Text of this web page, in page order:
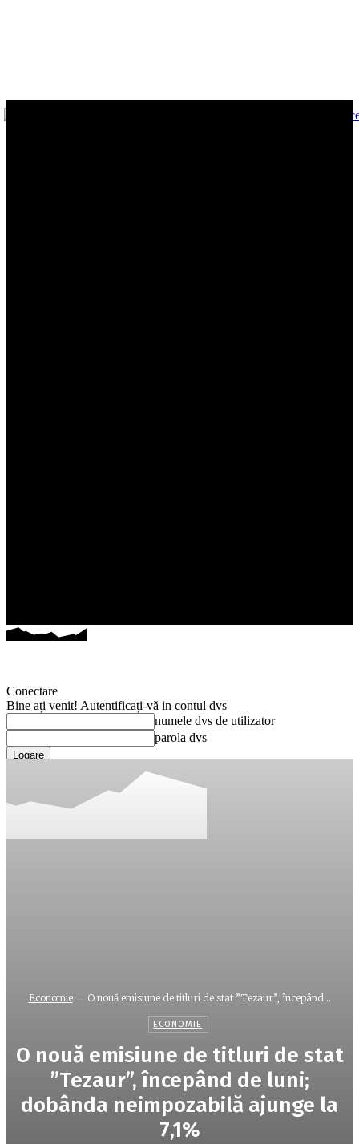
Conectare
Bine ați venit! Autentificați-vă in contul dvs
numele dvs de utilizator
parola dvs
Ați uitat parola? obține ajutor
Recuperați-vă parola
Economie O nouă emisiune de titluri de stat ”Tezaur”, începând...
ECONOMIE
O nouă emisiune de titluri de stat
”Tezaur”, începând de luni;
dobânda neimpozabilă ajunge la
7,1%